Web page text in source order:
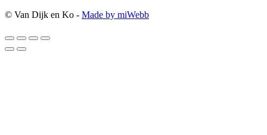
© Van Dijk en Ko - Made by miWebb